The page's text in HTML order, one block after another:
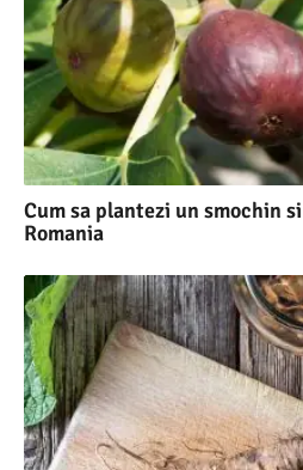
Cum sa plantezi un smochin
Romania